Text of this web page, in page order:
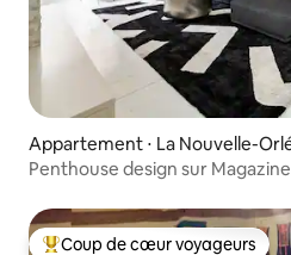
Appartement ⋅ La Nouvelle-
Penthouse design sur
Coup de cœur voyageurs